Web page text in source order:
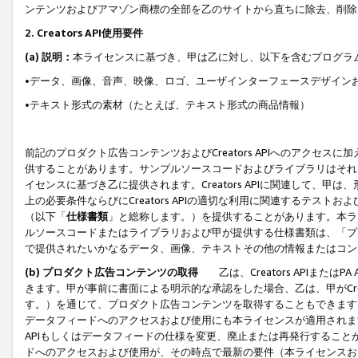
ンテンツおよびアマゾン商標の全部を乙のサイトから直ちに除去、削
2. Creators API使用要件
(a) 説明： 本ライセンスに基づき、甲は乙に対し、以下を含むプログ
•データ、画像、音声、映像、ロゴ、ユーザインターフェースデザイ
•テキスト形式の素材（たとえば、テキスト形式の商品情報）
前記のプロダクト広告コンテンツおよびCreators APIへのアクセスに
供することがあります。サンプルソースコードおよびライブラリはそ
イセンスに基づき乙に提供されます。Creators APIに関連して、甲は
上の必要条件ならびにCreators APIの適切な利用に関連するテストお
（以下「仕様書類」と総称します。）を提供することがあります。本
ルソースコードまたはライブラリおよび甲が提供する仕様書類は、「
で提供されたいかなるデータ、画像、テキストその他の情報またはコ
(b) プロダクト広告コンテンツの取得
乙は、Creators APIまたはPA
きます。甲が事前に書面による明示的な承認をした場合、乙は、甲が
す。）を通じて、プロダクト広告コンテンツを取得することもできま
データフィードへのアクセスおよび使用にも本ライセンスが適用され
APIもしくはデータフィードの仕様を変更、廃止または再発行するこ
ドへのアクセスおよび使用が、その時点で最新の要件（本ライセン